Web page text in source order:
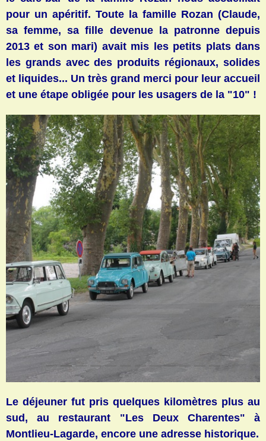
pour un apéritif. Toute la famille Rozan (Claude,
sa femme, sa fille devenue la patronne depuis
2013 et son mari) avait mis les petits plats dans
les grands avec des produits régionaux, solides
et liquides... Un très grand merci pour leur accueil
et une étape obligée pour les usagers de la "10" !
Le déjeuner fut pris quelques kilomètres plus au
sud, au restaurant "Les Deux Charentes" à
Montlieu-Lagarde, encore une adresse historique.